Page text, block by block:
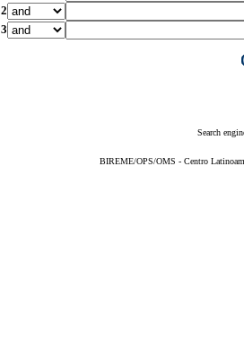
2
3
Search
BIREME/OPS/OMS - Centro